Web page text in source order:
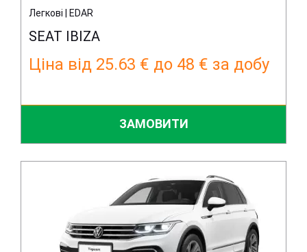
Легкові | EDAR
SEAT IBIZA
Ціна від 25.63 € до 48 € за добу
ЗАМОВИТИ